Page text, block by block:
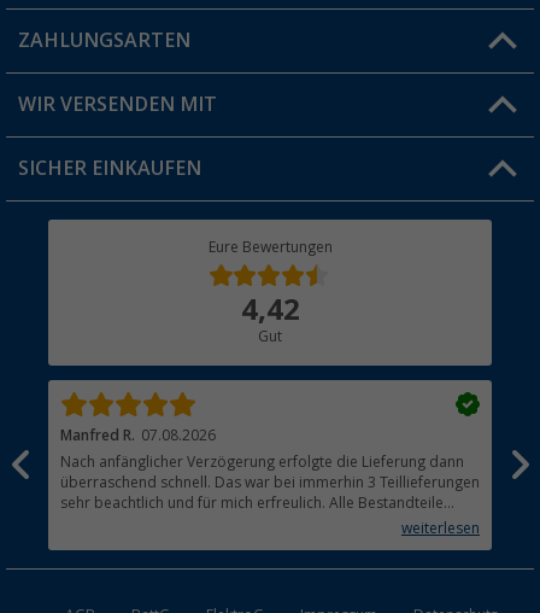
Blog
Jobs & Karriere
FAQ & Kontakt
Versandinformationen
Rücksendung
ZAHLUNGSARTEN
WIR VERSENDEN MIT
SICHER EINKAUFEN
Eure Bewertungen
4,42
Gut
Manfred R. 07.08.2026
Nach anfänglicher Verzögerung erfolgte die Lieferung dann
überraschend schnell. Das war bei immerhin 3 Teillieferungen
sehr beachtlich und für mich erfreulich. Alle Bestandteile
waren gut verpackt und in Ordnung. Das Gerät (Gasgrill)weiterlesen